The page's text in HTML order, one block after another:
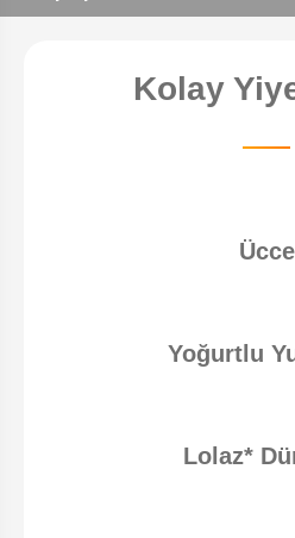
Kolay
Ücce
Yoğurtlu
Lolaz*